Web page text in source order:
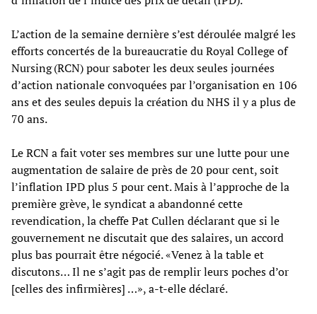
L’action de la semaine dernière s’est déroulée malgré les
efforts concertés de la bureaucratie du Royal College of
Nursing (RCN) pour saboter les deux seules journées
d’action nationale convoquées par l’organisation en 106
ans et des seules depuis la création du NHS il y a plus de
70 ans.
Le RCN a fait voter ses membres sur une lutte pour une
augmentation de salaire de près de 20 pour cent, soit
l’inflation IPD plus 5 pour cent. Mais à l’approche de la
première grève, le syndicat a abandonné cette
revendication, la cheffe Pat Cullen déclarant que si le
gouvernement ne discutait que des salaires, un accord
plus bas pourrait être négocié. «Venez à la table et
discutons… Il ne s’agit pas de remplir leurs poches d’or
[celles des infirmières] …», a-t-elle déclaré.